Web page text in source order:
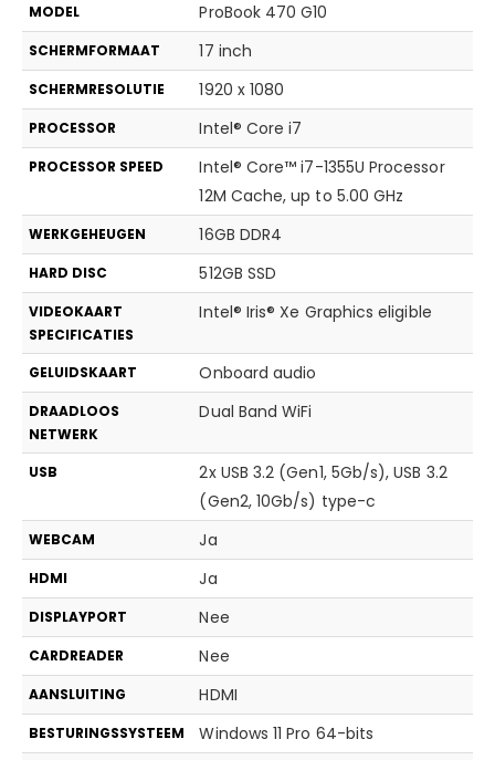
MODEL ProBook 470 G10
SCHERMFORMAAT 17 inch
SCHERMRESOLUTIE 1920 x 1080
PROCESSOR Intel® Core i7
PROCESSOR SPEED
Intel® Core™ i7-1355U Processor
12M Cache, up to 5.00 GHz
WERKGEHEUGEN 16GB DDR4
HARD DISC 512GB SSD
VIDEOKAART
SPECIFICATIES
Intel® Iris® Xe Graphics eligible
GELUIDSKAART Onboard audio
DRAADLOOS
NETWERK
Dual Band WiFi
USB
2x USB 3.2 (Gen1, 5Gb/s), USB 3.2
(Gen2, 10Gb/s) type-c
WEBCAM Ja
HDMI Ja
DISPLAYPORT Nee
CARDREADER Nee
AANSLUITING HDMI
BESTURINGSSYSTEEM Windows 11 Pro 64-bits